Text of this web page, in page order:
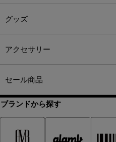
グッズ
アクセサリー
セール商品
ブランドから探す